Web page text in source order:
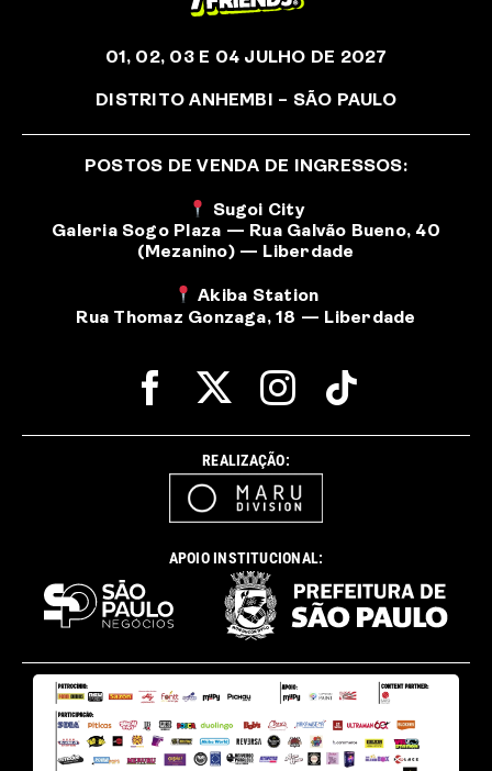
01, 02, 03 E 04 JULHO DE 2027
DISTRITO ANHEMBI – SÃO PAULO
POSTOS DE VENDA DE INGRESSOS:
Sugoi City
Galeria Sogo Plaza — Rua Galvão Bueno, 40
(Mezanino) — Liberdade
Akiba Station
Rua Thomaz Gonzaga, 18 — Liberdade
REALIZAÇÃO:
APOIO INSTITUCIONAL: